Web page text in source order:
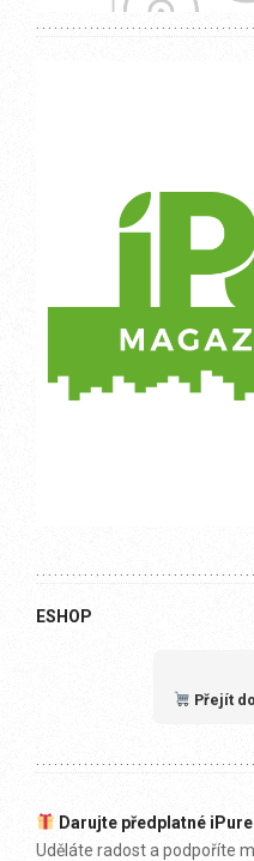
ESHOP
Přejít
Darujte předplatné
Uděláte radost a podpoříte